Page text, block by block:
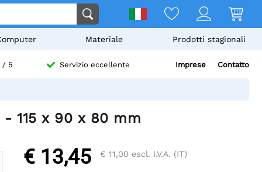
Materiale Prodotti stagionali
/ 5 Servizio eccellente Imprese Contatto
115 x 90 x 80 mm
€ 13,45 € 11,00 escl. I.V.A. (IT)